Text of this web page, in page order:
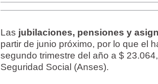
Las jubilaciones, pensiones y
partir de junio próximo, por lo que el
segundo trimestre del año a $
Seguridad Social (Anses).